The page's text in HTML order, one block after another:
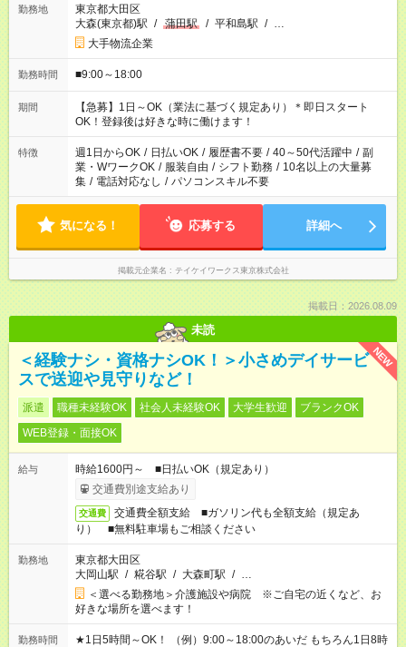
勤務地
東京都大田区
大森(東京都)駅 / 蒲田駅 / 平和島駅 / …
大手物流企業
勤務時間 ■9:00～18:00
期間
【急募】1日～OK（業法に基づく規定あり）＊即日スタート
OK！登録後は好きな時に働けます！
特徴 週1日からOK / 日払いOK / 履歴書不要 / 40～50代活躍中 / 副
業・WワークOK / 服装自由 / シフト勤務 / 10名以上の大量募
集 / 電話対応なし / パソコンスキル不要
気になる！ 応募する 詳細へ
掲載元企業名 テイケイワークス東京株式会社
掲載日：2026.08.09
未読
NEW
＜経験ナシ・資格ナシOK！＞小さめデイサービ
スで送迎や見守りなど！
派遣 職種未経験OK 社会人未経験OK 大学生歓迎
ブランクOK
WEB登録・面接OK
給与
時給1600円～ ■日払いOK（規定あり）
交通費別途支給あり
交通費
交通費全額支給 ■ガソリン代も全額支給（規定あ
り） ■無料駐車場もご相談ください
勤務地
東京都大田区
大岡山駅 / 糀谷駅 / 大森町駅 / …
＜選べる勤務地＞介護施設や病院 ※ご自宅の近くなど、お
好きな場所を選べます！
勤務時間
★1日5時間～OK！ （例）9:00～18:00のあいだ もちろん1日8時